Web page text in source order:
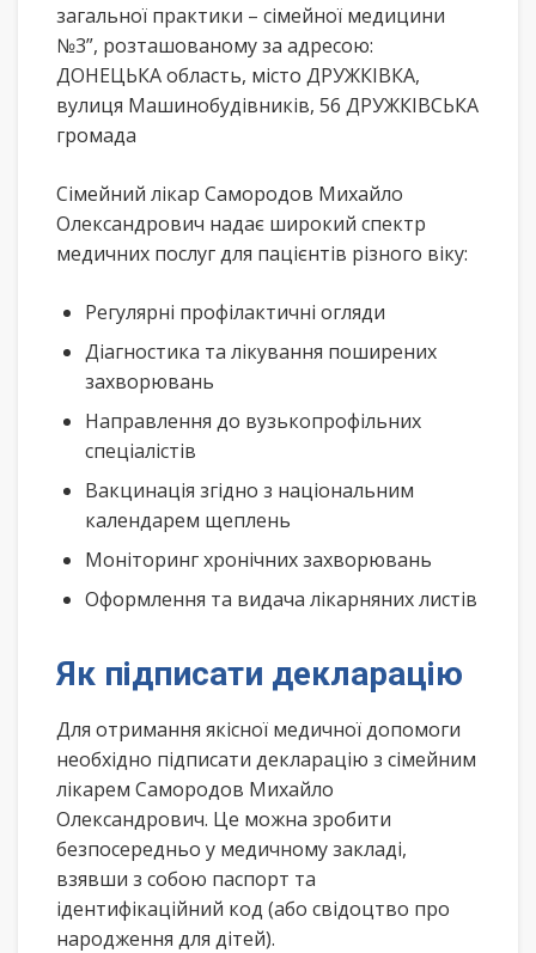
загальної практики – сімейної медицини
№3”, розташованому за адресою:
ДОНЕЦЬКА область, місто ДРУЖКІВКА,
вулиця Машинобудівників, 56 ДРУЖКІВСЬКА
громада
Сімейний лікар Самородов Михайло
Олександрович надає широкий спектр
медичних послуг для пацієнтів різного віку:
Регулярні профілактичні огляди
Діагностика та лікування поширених
захворювань
Направлення до вузькопрофільних
спеціалістів
Вакцинація згідно з національним
календарем щеплень
Моніторинг хронічних захворювань
Оформлення та видача лікарняних листів
Як підписати декларацію
Для отримання якісної медичної допомоги
необхідно підписати декларацію з сімейним
лікарем Самородов Михайло
Олександрович. Це можна зробити
безпосередньо у медичному закладі,
взявши з собою паспорт та
ідентифікаційний код (або свідоцтво про
народження для дітей).